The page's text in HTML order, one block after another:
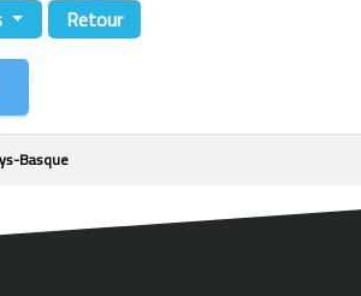
Retour
Basque